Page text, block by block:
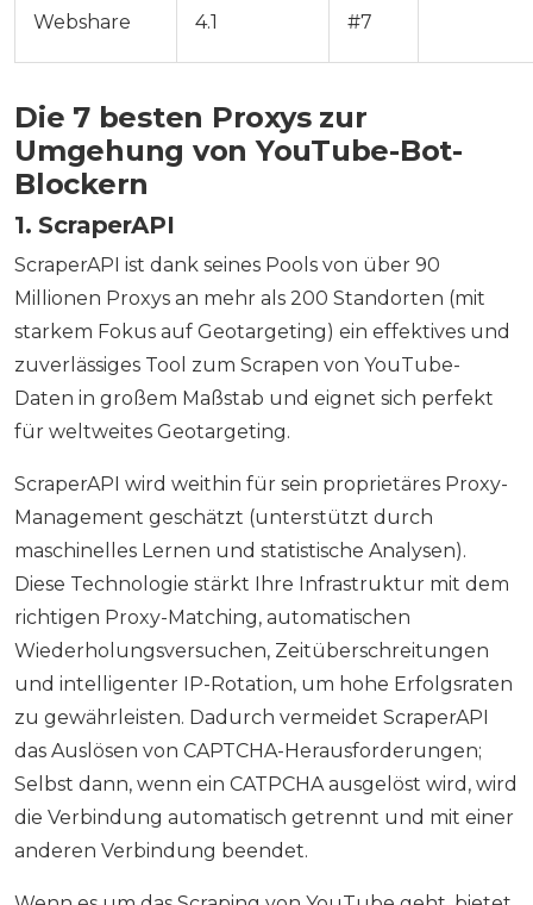
Webshare 4.1 #7
Die 7 besten Proxys zur
Umgehung von YouTube-Bot-
Blockern
1. ScraperAPI
ScraperAPI ist dank seines Pools von über 90
Millionen Proxys an mehr als 200 Standorten (mit
starkem Fokus auf Geotargeting) ein effektives und
zuverlässiges Tool zum Scrapen von YouTube-
Daten in großem Maßstab und eignet sich perfekt
für weltweites Geotargeting.
ScraperAPI wird weithin für sein proprietäres Proxy-
Management geschätzt (unterstützt durch
maschinelles Lernen und statistische Analysen).
Diese Technologie stärkt Ihre Infrastruktur mit dem
richtigen Proxy-Matching, automatischen
Wiederholungsversuchen, Zeitüberschreitungen
und intelligenter IP-Rotation, um hohe Erfolgsraten
zu gewährleisten. Dadurch vermeidet ScraperAPI
das Auslösen von CAPTCHA-Herausforderungen;
Selbst dann, wenn ein CATPCHA ausgelöst wird, wird
die Verbindung automatisch getrennt und mit einer
anderen Verbindung beendet.